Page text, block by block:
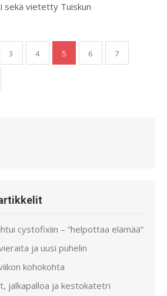
sekä vietetty Tuiskun
3 4 5 6 7
cystofixiin – ”helpottaa elämää”
ja uusi puhelin
kohokohta
jalkapalloa ja kestokatetri